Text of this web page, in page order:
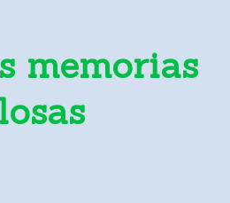
memorias